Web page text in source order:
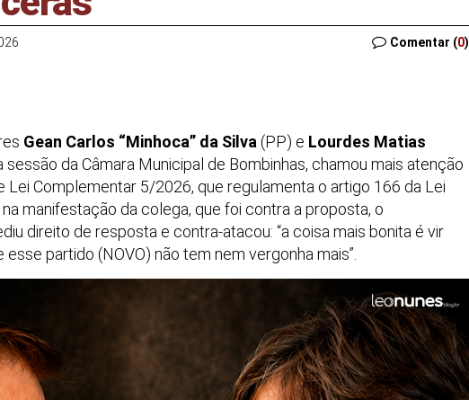
Comentar (0)
Gean Carlos “Minhoca” da Silva (PP) e Lourdes Matias
sessão da Câmara Municipal de Bombinhas, chamou mais atenção
Lei Complementar 5/2026, que regulamenta o artigo 166 da Lei
manifestação da colega, que foi contra a proposta, o
direito de resposta e contra-atacou: “a coisa mais bonita é vir
partido (NOVO) não tem nem vergonha mais”.